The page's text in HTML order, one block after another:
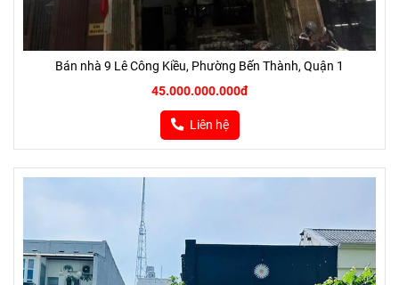
Bán nhà 9 Lê Công Kiều, Phường Bến Thành, Quận 1
45.000.000.000đ
Liên hệ